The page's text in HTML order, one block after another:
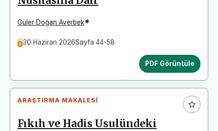
Güler Doğan Averbek*
30 Haziran 2026Sayfa 44-58
PDF Görüntüle
ARAŞTIRMA MAKALESI
Fıkıh ve Hadis Usulündeki